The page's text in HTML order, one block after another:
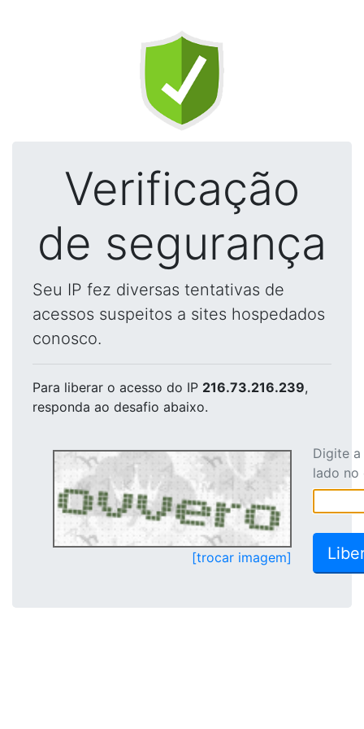
Verificação
de segurança
Seu IP fez diversas tentativas de
acessos suspeitos a sites hospedados
conosco.
Para liberar o acesso do IP 216.73.216.239,
responda ao desafio abaixo.
[trocar imagem]
Digite
lado no